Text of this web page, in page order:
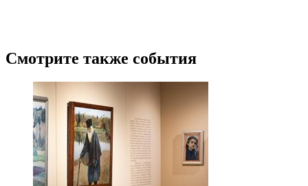
Смотрите также события